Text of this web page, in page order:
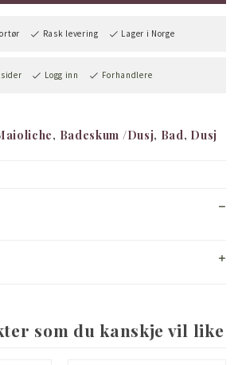
Rask levering Lager i Norge
Logg inn Forhandlere
Badeskum /Dusj Bad Dusj
som du kanskje vil like